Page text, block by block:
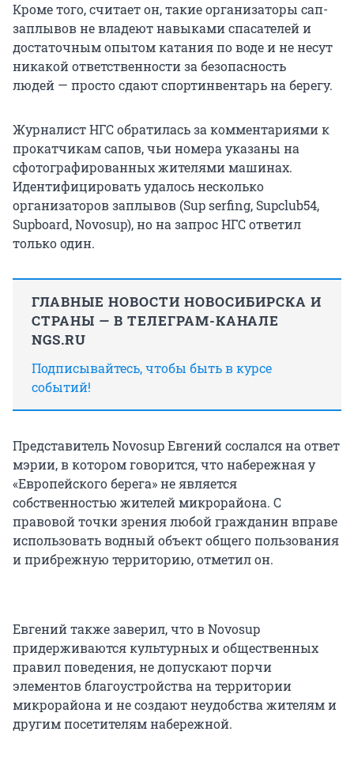
Кроме того, считает он, такие организаторы сап-
заплывов не владеют навыками спасателей и
достаточным опытом катания по воде и не несут
никакой ответственности за безопасность
людей — просто сдают спортинвентарь на берегу.
Журналист НГС обратилась за комментариями к
прокатчикам сапов, чьи номера указаны на
сфотографированных жителями машинах.
Идентифицировать удалось несколько
организаторов заплывов (Sup serfing, Supclub54,
Supboard, Novosup), но на запрос НГС ответил
только один.
ГЛАВНЫЕ НОВОСТИ НОВОСИБИРСКА И
СТРАНЫ — В ТЕЛЕГРАМ-КАНАЛЕ
NGS.RU
Подписывайтесь, чтобы быть в курсе
событий!
Представитель Novosup Евгений сослался на ответ
мэрии, в котором говорится, что набережная у
«Европейского берега» не является
собственностью жителей микрорайона. С
правовой точки зрения любой гражданин вправе
использовать водный объект общего пользования
и прибрежную территорию, отметил он.
Евгений также заверил, что в Novosup
придерживаются культурных и общественных
правил поведения, не допускают порчи
элементов благоустройства на территории
микрорайона и не создают неудобства жителям и
другим посетителям набережной.